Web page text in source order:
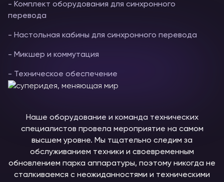
- Комплект оборудования для синхронного
перевода
- Настольная кабины для синхронного перевода
- Микшер и коммутация
- Техническое обеспечение
Наше оборудование и команда технических
специалистов провела мероприятие на самом
высшем уровне. Мы тщательно следим за
обслуживанием техники и своевременным
обновлением парка аппаратуры, поэтому никогда не
сталкиваемся с неожиданностями и техническими